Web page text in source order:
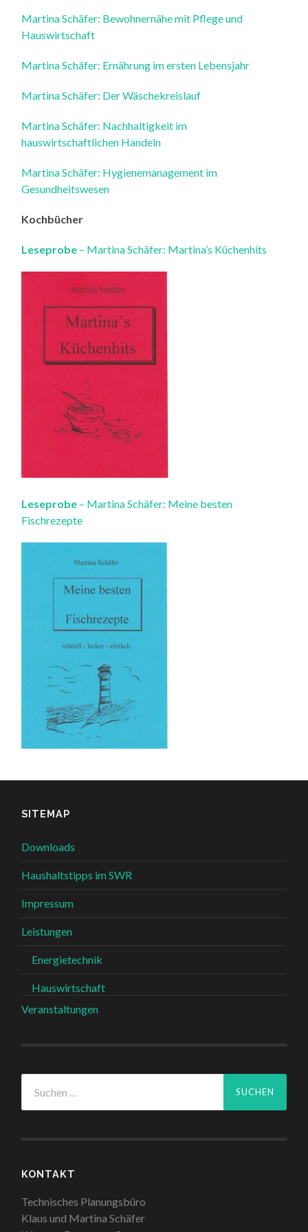
Martina Schäfer: Bewohnernähe mit Pflege und
Hauswirtschaft
Martina Schäfer: Ernährung im ersten Lebensjahr
Martina Schäfer: Der Wäschekreislauf
Martina Schäfer: Nachhaltigkeit im
hauswirtschaftlichen Handeln
Martina Schäfer: Hygienemanagement im
Gesundheitswesen
Kochbücher
Leseprobe – Martina Schäfer: Martina’s Küchenhits
Leseprobe – Martina Schäfer: Meine besten
Fischrezepte
SITEMAP
Downloads
Haushaltstipps im SWR
Impressum
Leistungen
Energietechnik
Hauswirtschaft
Veranstaltungen
nach:
KONTAKT
Technisches Planungsbüro
Klaus und Martina Schäfer